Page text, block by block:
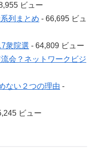
ビュー
列まとめ - 66,695 ビュ
衆院選 - 64,809 ビュー
会？ネットワークビジ
ない２つの理由 -
ビュー